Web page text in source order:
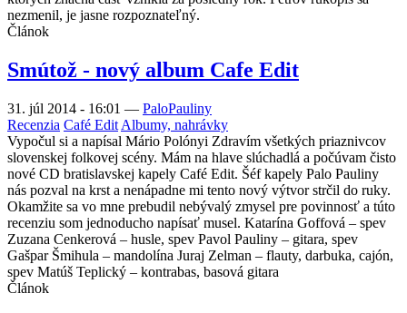
nezmenil, je jasne rozpoznateľný.
Článok
Smútož - nový album Cafe Edit
31. júl 2014 - 16:01 — PaloPauliny
Recenzia Café Edit Albumy, nahrávky
Vypočul si a napísal Mário Polónyi Zdravím všetkých priaznivcov
slovenskej folkovej scény. Mám na hlave slúchadlá a počúvam čisto
nové CD bratislavskej kapely Café Edit. Šéf kapely Palo Pauliny
nás pozval na krst a nenápadne mi tento nový výtvor strčil do ruky.
Okamžite sa vo mne prebudil nebývalý zmysel pre povinnosť a túto
recenziu som jednoducho napísať musel. Katarína Goffová – spev
Zuzana Cenkerová – husle, spev Pavol Pauliny – gitara, spev
Gašpar Šmihula – mandolína Juraj Zelman – flauty, darbuka, cajón,
spev Matúš Teplický – kontrabas, basová gitara
Článok